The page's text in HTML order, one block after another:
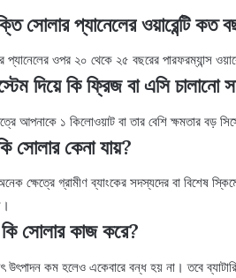
সোলার প্যানেলের ওয়ারেন্টি কত
ওপর ২০ থেকে ২৫ বছরের পারফরম্যান্স
দিয়ে কি ফ্রিজ বা এসি চালানো
আপনাকে ১ কিলোওয়াট বা তার বেশি ক্ষমতার বড়
সোলার কেনা যায়?
ক্ষেত্রে গ্রামীণ ব্যাংকের সদস্যদের বা বিশেষ
কি সোলার কাজ করে?
উৎপাদন কম হলেও একেবারে বন্ধ হয় না। তবে